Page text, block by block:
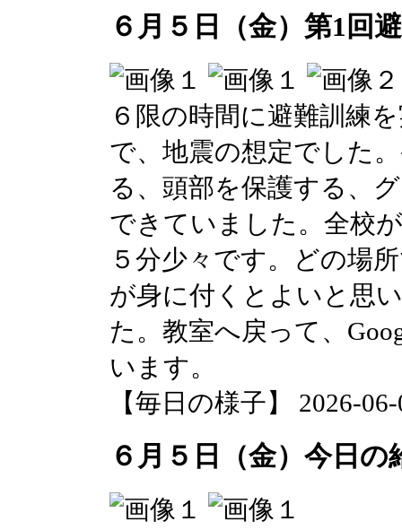
６月５日（金）第1回
６限の時間に避難訓練
で、地震の想定でした
る、頭部を保護する、
できていました。全校
５分少々です。どの場
が身に付くとよいと思
た。教室へ戻って、
います。
【毎日の様子】 2026-
６月５日（金）今日の